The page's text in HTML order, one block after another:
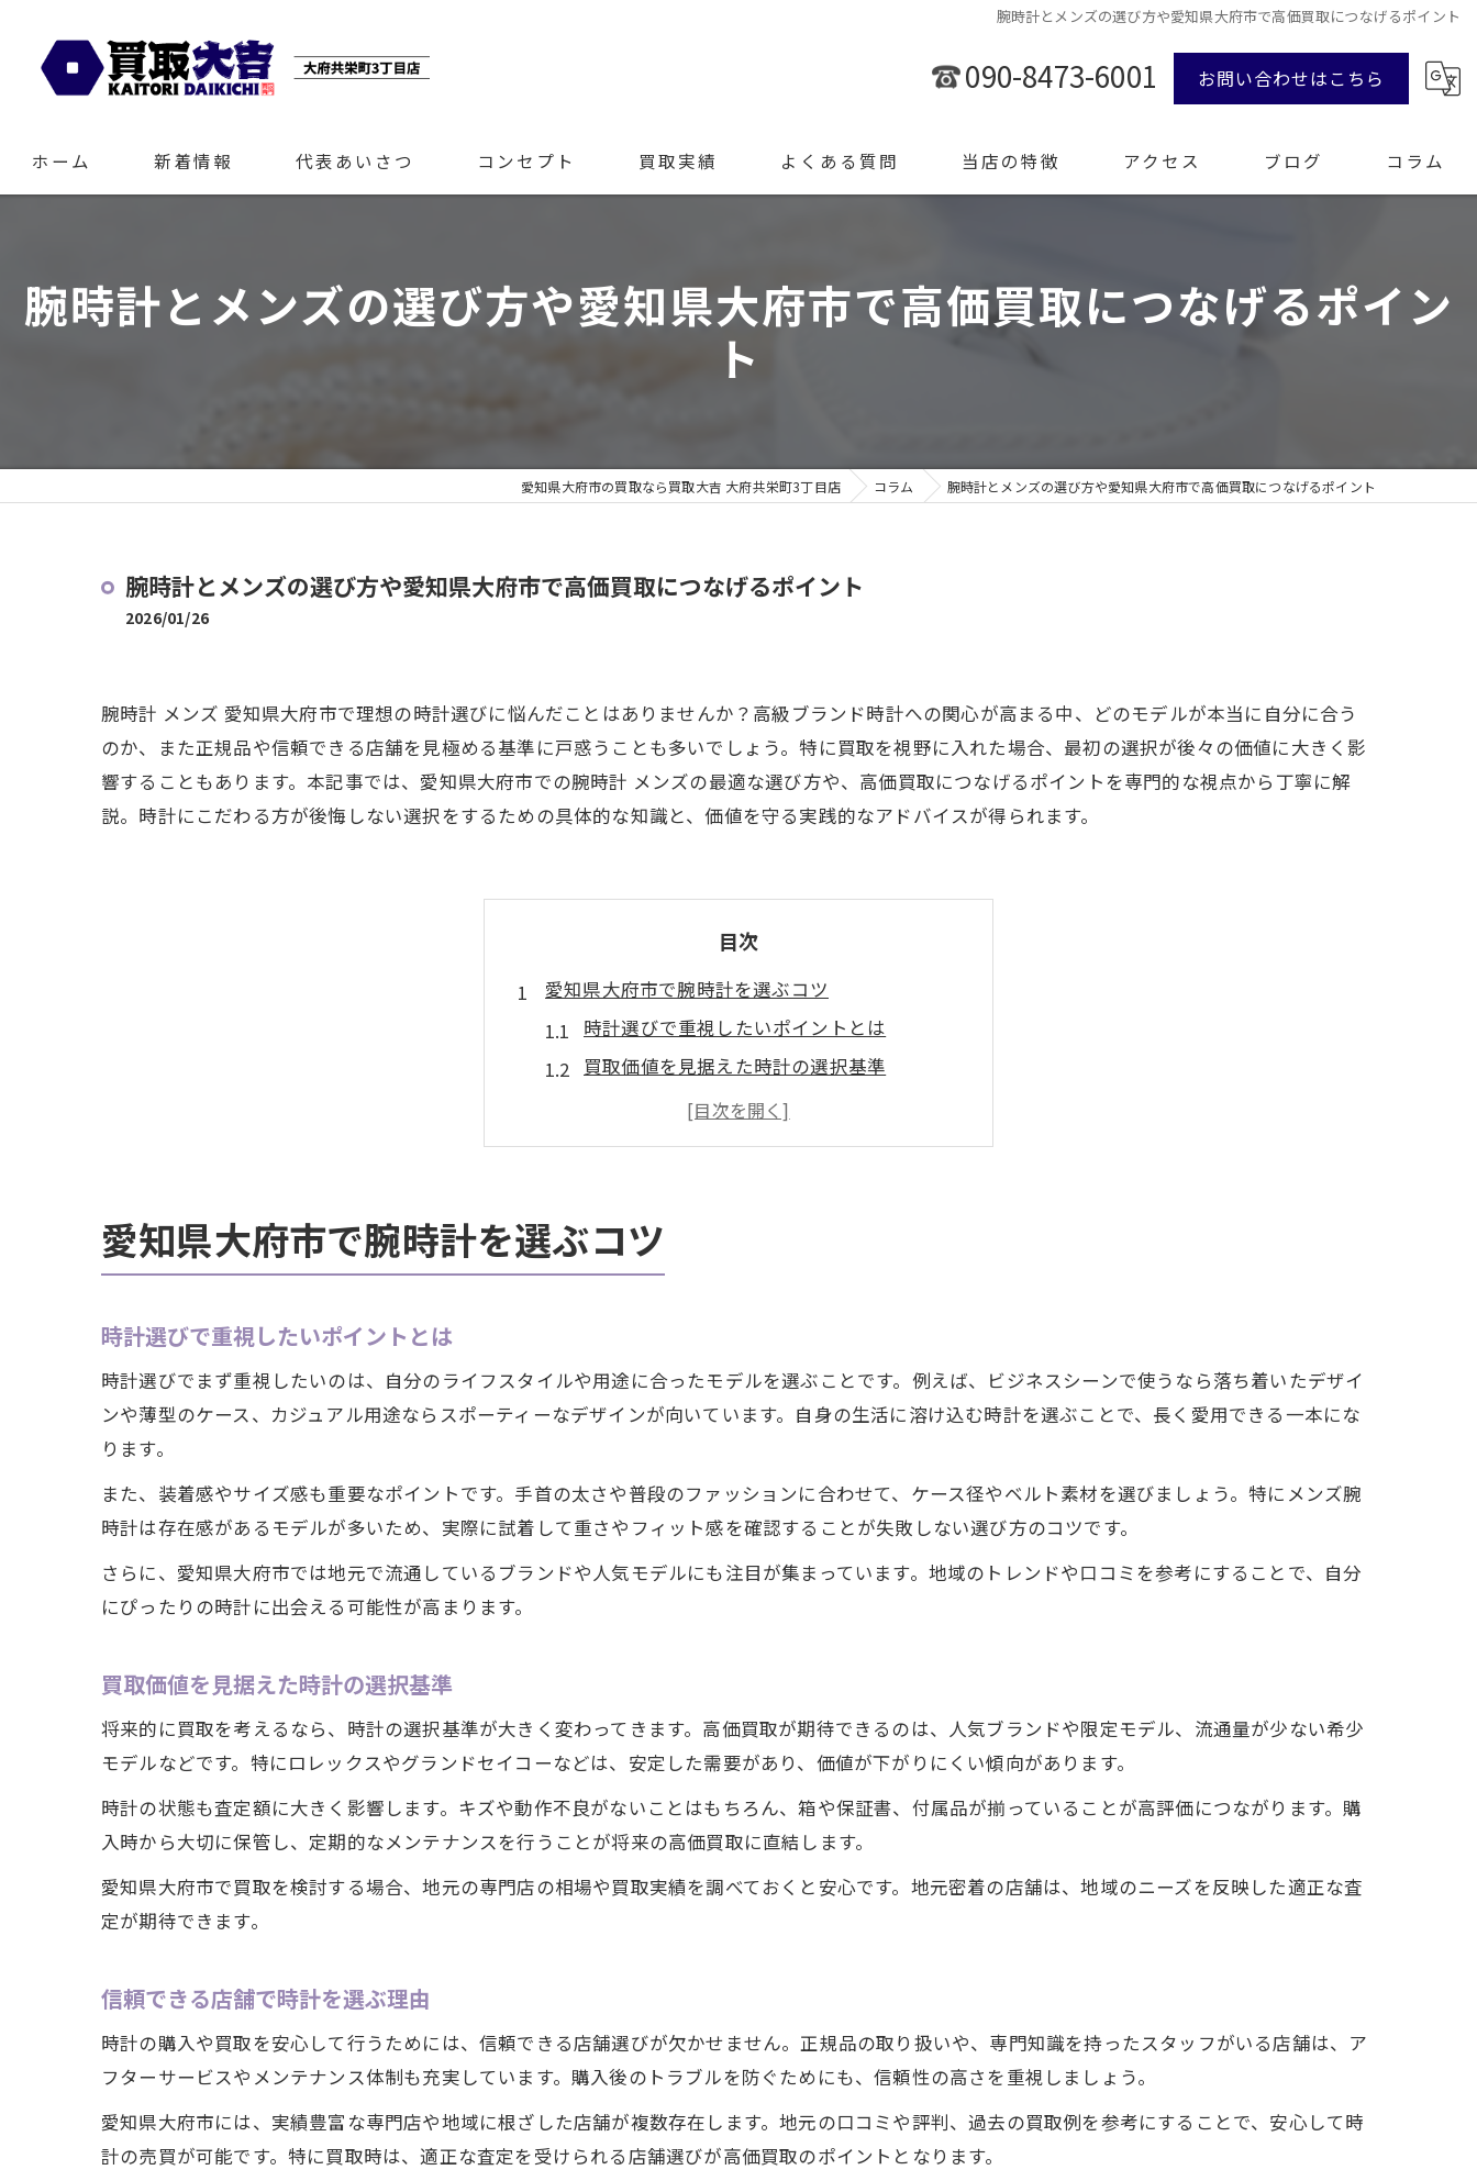
腕時計とメンズの選び方や愛知県大府市で高価買取につなげるポイント
090-8473-6001 お問い合わせはこちら
ホーム 新着情報 代表あいさつ コンセプト 買取実績 よくある質問 当店の特徴
ブランド品
アクセス ブログ コラム
腕時計とメンズの選び方や愛知県大府市で高価買取につなげるポイン
ト
愛知県大府市の買取なら買取大吉 大府共栄町3丁目店 コラム 腕時計とメンズの選び方や愛知県大府市で高価買取につなげるポイント
腕時計とメンズの選び方や愛知県大府市で高価買取につなげるポイント
2026/01/26
腕時計 メンズ 愛知県大府市で理想の時計選びに悩んだことはありませんか？高級ブランド時計への関心が高まる中、どのモデルが本当に自分に合う
のか、また正規品や信頼できる店舗を見極める基準に戸惑うことも多いでしょう。特に買取を視野に入れた場合、最初の選択が後々の価値に大きく影
響することもあります。本記事では、愛知県大府市での腕時計 メンズの最適な選び方や、高価買取につなげるポイントを専門的な視点から丁寧に解
説。時計にこだわる方が後悔しない選択をするための具体的な知識と、価値を守る実践的なアドバイスが得られます。
目次
愛知県大府市で腕時計を選ぶコツ
時計選びで重視したいポイントとは
買取価値を見据えた時計の選択基準
信頼できる店舗で時計を選ぶ理由
時計のデザインと機能性を比較しよう
メンズ時計を高く買取るポイント集
時計の状態を買取査定で高める方法
時計買取のプロが教える査定基準
時計の保管とメンテナンスの重要性
愛知県大府市は時計購入に最適な環境
時計専門スタッフのサポート体制とは
安心できる時計購入のアフターサービス
時計選びで大切な価値観の見極め方
メンズ時計の人気モデルを押さえよう
時計購入時の比較検討ポイントまとめ
長く愛用できる時計選びの重要性
時計のトレンドと個性のバランスコツ
時計の真贋判定と信頼できる証明書
買取時に査定が高くなる時計の特徴
手放す前に知りたい時計高価買取の極意
愛知県大府市で腕時計を選ぶコツ
時計選びで重視したいポイントとは
時計選びでまず重視したいのは、自分のライフスタイルや用途に合ったモデルを選ぶことです。例えば、ビジネスシーンで使うなら落ち着いたデザイ
ンや薄型のケース、カジュアル用途ならスポーティーなデザインが向いています。自身の生活に溶け込む時計を選ぶことで、長く愛用できる一本にな
ります。
また、装着感やサイズ感も重要なポイントです。手首の太さや普段のファッションに合わせて、ケース径やベルト素材を選びましょう。特にメンズ腕
時計は存在感があるモデルが多いため、実際に試着して重さやフィット感を確認することが失敗しない選び方のコツです。
さらに、愛知県大府市では地元で流通しているブランドや人気モデルにも注目が集まっています。地域のトレンドや口コミを参考にすることで、自分
にぴったりの時計に出会える可能性が高まります。
買取価値を見据えた時計の選択基準
将来的に買取を考えるなら、時計の選択基準が大きく変わってきます。高価買取が期待できるのは、人気ブランドや限定モデル、流通量が少ない希少
モデルなどです。特にロレックスやグランドセイコーなどは、安定した需要があり、価値が下がりにくい傾向があります。
時計の状態も査定額に大きく影響します。キズや動作不良がないことはもちろん、箱や保証書、付属品が揃っていることが高評価につながります。購
入時から大切に保管し、定期的なメンテナンスを行うことが将来の高価買取に直結します。
愛知県大府市で買取を検討する場合、地元の専門店の相場や買取実績を調べておくと安心です。地元密着の店舗は、地域のニーズを反映した適正な査
定が期待できます。
信頼できる店舗で時計を選ぶ理由
時計の購入や買取を安心して行うためには、信頼できる店舗選びが欠かせません。正規品の取り扱いや、専門知識を持ったスタッフがいる店舗は、ア
フターサービスやメンテナンス体制も充実しています。購入後のトラブルを防ぐためにも、信頼性の高さを重視しましょう。
愛知県大府市には、実績豊富な専門店や地域に根ざした店舗が複数存在します。地元の口コミや評判、過去の買取例を参考にすることで、安心して時
計の売買が可能です。特に買取時は、適正な査定を受けられる店舗選びが高価買取のポイントとなります。